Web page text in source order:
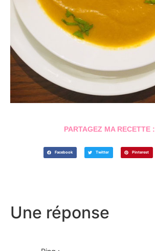
PARTAGEZ MA RECETTE :
Facebook Twitter Pinterest
Une réponse